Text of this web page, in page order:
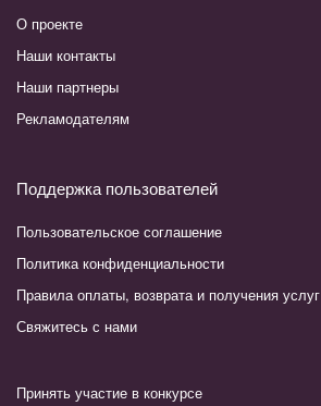
О проекте
Наши контакты
Наши партнеры
Рекламодателям
Поддержка пользователей
Пользовательское соглашение
Политика конфиденциальности
Правила оплаты, возврата и получения услуг
Свяжитесь с нами
Принять участие в конкурсе